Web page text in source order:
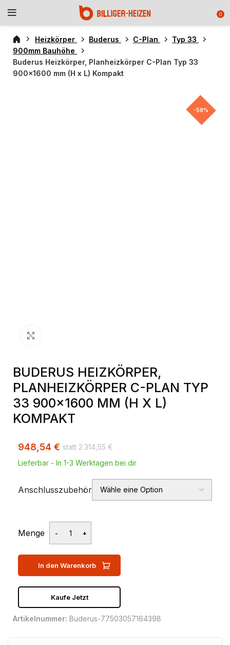
0
Heizkörper Buderus C-Plan
Typ 33
900mm Bauhöhe
Buderus Heizkörper, Planheizkörper C-Plan Typ 33
900×1600 mm (H x L) Kompakt
-58%
BUDERUS HEIZKÖRPER,
PLANHEIZKÖRPER C-PLAN TYP
33 900×1600 MM (H X L)
KOMPAKT
2.314,55 €
948,54 €
Lieferbar - In 1-3 Werktagen bei dir
Anschlusszubehör
Menge
In den Warenkorb
Kaufe Jetzt
Artikelnummer: Buderus-77503057164398